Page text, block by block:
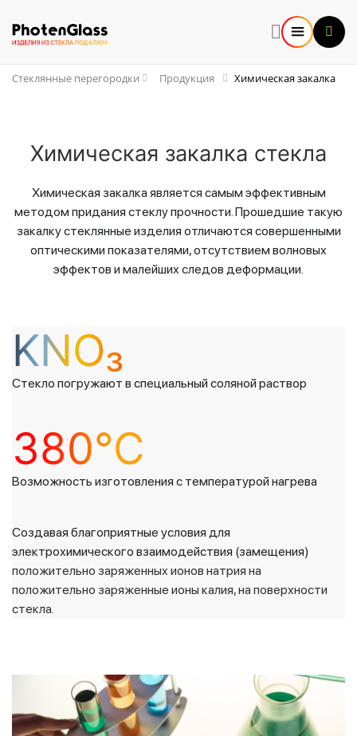
Стеклянные перегородки Продукция Химическая закалка
Химическая закалка стекла
Химическая закалка является самым эффективным
методом придания стеклу прочности. Прошедшие такую
закалку стеклянные изделия отличаются совершенными
оптическими показателями, отсутствием волновых
эффектов и малейших следов деформации.
KNO₃
Стекло погружают в специальный соляной раствор
380°С
Возможность изготовления с температурой нагрева
Создавая благоприятные условия для
электрохимического взаимодействия (замещения)
положительно заряженных ионов натрия на
положительно заряженные ионы калия, на поверхности
стекла.